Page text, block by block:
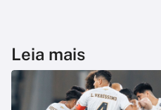
Leia mais